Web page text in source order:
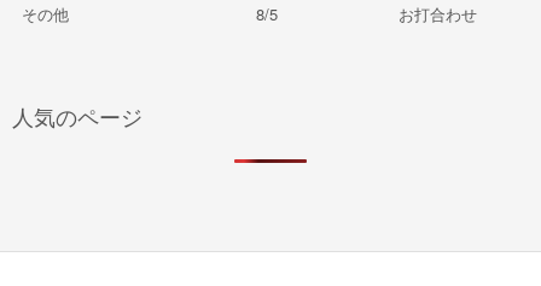
その他
8/5 お打合わせ
人気のページ